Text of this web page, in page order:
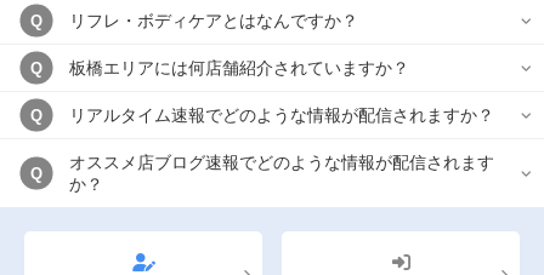
駅から徒歩5分以内
Q リフレ・ボディケアとはなんですか？
Q 板橋エリアには何店舗紹介されていますか？
Q リアルタイム速報でどのような情報が配信されますか？
Q
オススメ店ブログ速報でどのような情報が配信されます
か？